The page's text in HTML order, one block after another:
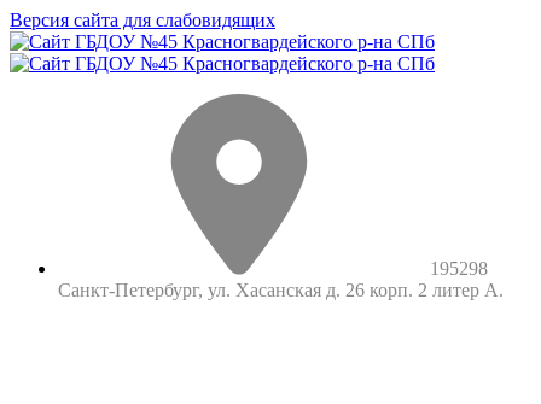
Версия сайта для слабовидящих
195298
Санкт-Петербург, ул. Хасанская д. 26 корп. 2 литер А.